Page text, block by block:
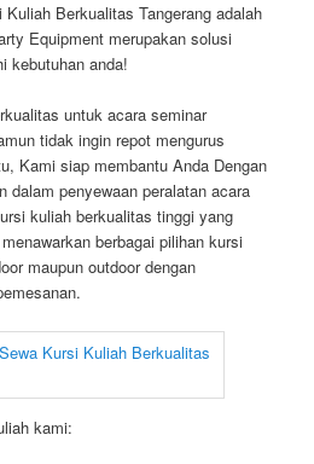
Berkualitas Tangerang adalah
Equipment merupakan solusi
kebutuhan anda!
untuk acara seminar
tidak ingin repot mengurus
Kami siap membantu Anda Dengan
dalam penyewaan peralatan acara
kuliah berkualitas tinggi yang
berbagai pilihan kursi
maupun outdoor dengan
kami: